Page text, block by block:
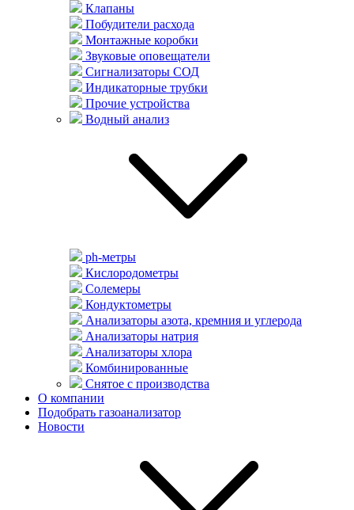
Клапаны
Побудители расхода
Монтажные коробки
Звуковые оповещатели
Сигнализаторы СОД
Индикаторные трубки
Прочие устройства
Водный анализ
ph-метры
Кислородометры
Солемеры
Кондуктометры
Анализаторы азота, кремния и углерода
Анализаторы натрия
Анализаторы хлора
Комбинированные
Снятое с производства
О компании
Подобрать газоанализатор
Новости